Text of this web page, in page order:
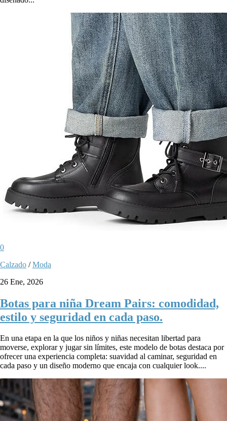
0
Calzado /Moda
26 Ene, 2026
Botas para niña Dream Pairs: comodidad,
estilo y seguridad en cada paso.
En una etapa en la que los niños y niñas necesitan libertad para
moverse, explorar y jugar sin límites, este modelo de botas destaca por
ofrecer una experiencia completa: suavidad al caminar, seguridad en
cada paso y un diseño moderno que encaja con cualquier look....